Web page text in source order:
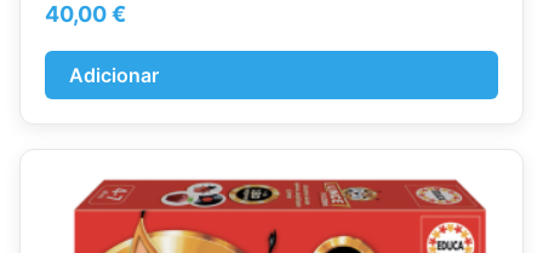
40,00€
Adicionar